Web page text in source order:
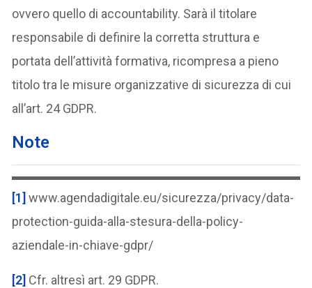
ovvero quello di accountability. Sarà il titolare
responsabile di definire la corretta struttura e
portata dell’attività formativa, ricompresa a pieno
titolo tra le misure organizzative di sicurezza di cui
all’art. 24 GDPR.
Note
[1] www.agendadigitale.eu/sicurezza/privacy/data-
protection-guida-alla-stesura-della-policy-
aziendale-in-chiave-gdpr/
[2] Cfr. altresì art. 29 GDPR.